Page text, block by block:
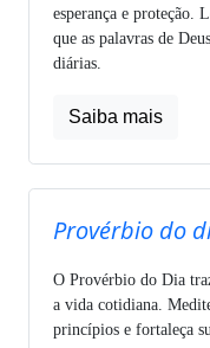
esperança e proteção.
que as palavras de
diárias.
Saiba mais
Provérbio do
O Provérbio do Dia
a vida cotidiana.
princípios e fortaleça